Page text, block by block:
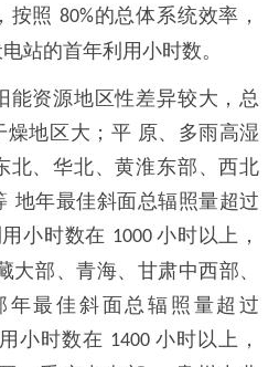
按照 80%的总体系统效率，
站的首年利用小时数。
能资源地区性差异较大，总
燥地区大；平 原、多雨高湿
北、华北、黄淮东部、西北
地年最佳斜面总辐照量超过
用小时数在 1000小时以上，
大部、青海、甘肃中西部、
年最佳斜面总辐照量超过
小时数在 1400小时以上，